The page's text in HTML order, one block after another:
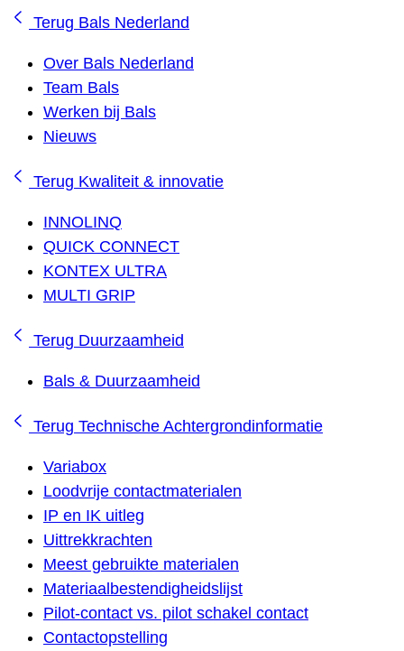
Terug Bals Nederland
Over Bals Nederland
Team Bals
Werken bij Bals
Nieuws
Terug Kwaliteit & innovatie
INNOLINQ
QUICK CONNECT
KONTEX ULTRA
MULTI GRIP
Terug Duurzaamheid
Bals & Duurzaamheid
Terug Technische Achtergrondinformatie
Variabox
Loodvrije contactmaterialen
IP en IK uitleg
Uittrekkrachten
Meest gebruikte materialen
Materiaalbestendigheidslijst
Pilot-contact vs. pilot schakel contact
Contactopstelling